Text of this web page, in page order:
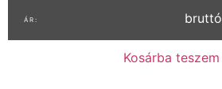
bruttó
Kosárba teszem